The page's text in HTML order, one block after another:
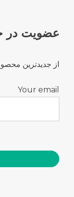
عضویت در
از جدیدترین
Your email